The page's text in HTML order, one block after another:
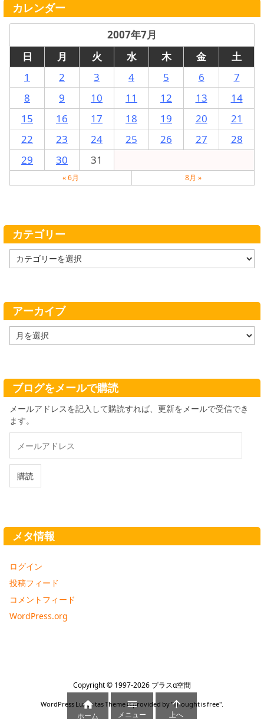
カレンダー
2007年7月
日
月 火 水 木 金
土
1
2 3 4 5 6
7
8
9 10 11 12 13
14
15
16 17 18 19 20
21
22
23 24 25 26 27
28
29
30 31
« 6月 8月 »
カテゴリー
テ
ー
アーカイブ
ー
ブ
ブログをメールで購読
メールアドレスを記入して購読すれば、更新をメールで受信でき
ます。
ル
ド
購読
メタ情報
ログイン
投稿フィード
コメントフィード
WordPress.org
Copyright © 1997-2026 プラスα空間
WordPress Luxeritas Theme is provided by "Thought is free".

ホーム

メニュー

上へ